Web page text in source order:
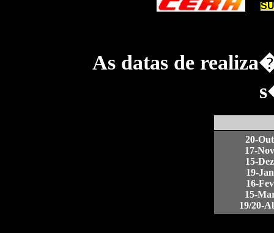
As datas de
20-
17-
15-
19-
16-
15-
19/20-